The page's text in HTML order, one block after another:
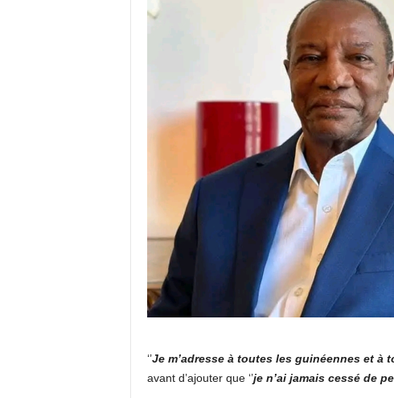
‘’Je m’adresse à toutes les guinéennes et à
avant d’ajouter que ‘’je n’ai jamais cessé de